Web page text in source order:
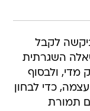
לקבל
השגרתית
מדי, ולבסוף
כדי לבחון
תמורת